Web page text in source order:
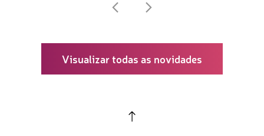
Visualizar todas as novidades